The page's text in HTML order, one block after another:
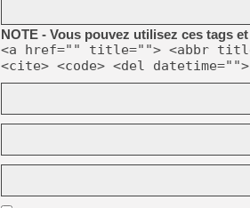
NOTE - Vous pouvez utilisez ces tags
<a href="" title=""> <abbr
<cite> <code> <del